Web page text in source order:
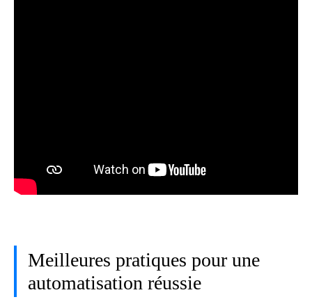
Meilleures pratiques pour une
automatisation réussie